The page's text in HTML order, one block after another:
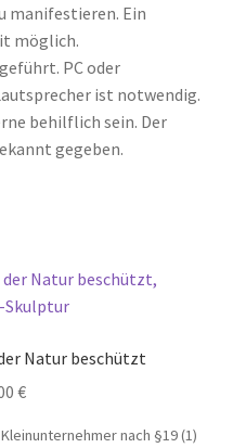
manifestieren. Ein
möglich.
PC oder
ist notwendig.
behilflich sein. Der
gegeben.
Natur beschützt
€
nach §19 (1)